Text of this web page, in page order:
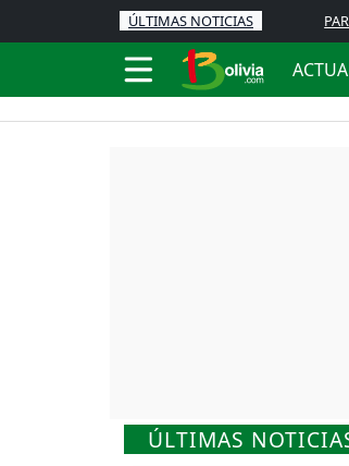
ÚLTIMAS NOTICIAS
ÚLTIMAS